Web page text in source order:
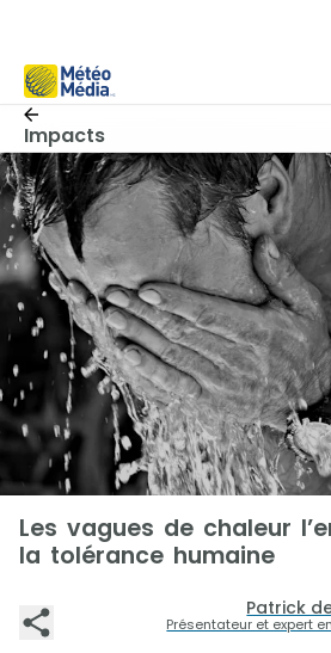
Impacts
Les vagues de chaleur
la tolérance humaine
Patrick
Présentateur et expert